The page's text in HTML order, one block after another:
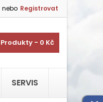
nebo Registrovat
Produkty - 0 Kč
SERVIS